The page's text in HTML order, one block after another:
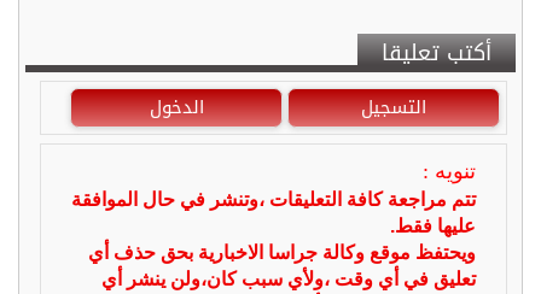
أكتب تعليقا
التسجيل الدخول
تنويه :
تتم مراجعة كافة التعليقات ،وتنشر في حال الموافقة
عليها فقط.
ويحتفظ موقع وكالة جراسا الاخبارية بحق حذف أي
تعليق في أي وقت ،ولأي سبب كان،ولن ينشر أي